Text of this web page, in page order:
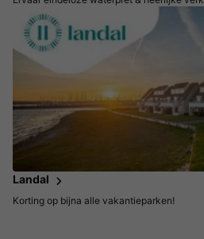
Landal
Korting op bijna alle vakantieparken!